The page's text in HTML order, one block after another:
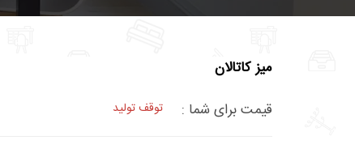
میز کاتالان
قیمت برای شما :
توقف تولید